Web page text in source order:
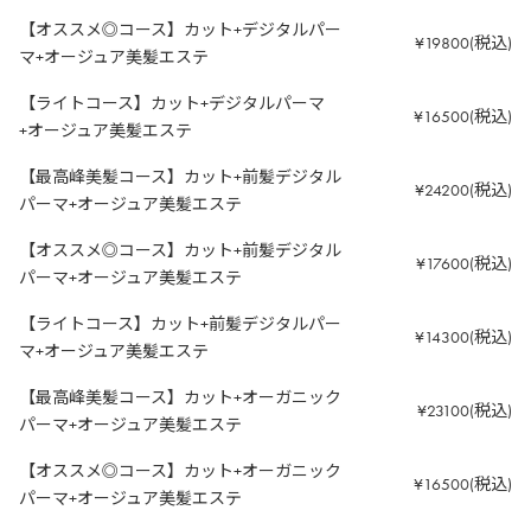
【オススメ◎コース】カット+デジタルパー
マ+オージュア美髪エステ
¥19800(税込)
【ライトコース】カット+デジタルパーマ
+オージュア美髪エステ
¥16500(税込)
【最高峰美髪コース】カット+前髪デジタル
パーマ+オージュア美髪エステ
¥24200(税込)
【オススメ◎コース】カット+前髪デジタル
パーマ+オージュア美髪エステ
¥17600(税込)
【ライトコース】カット+前髪デジタルパー
マ+オージュア美髪エステ
¥14300(税込)
【最高峰美髪コース】カット+オーガニック
パーマ+オージュア美髪エステ
¥23100(税込)
【オススメ◎コース】カット+オーガニック
パーマ+オージュア美髪エステ
¥16500(税込)